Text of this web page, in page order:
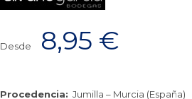
Desde 8,95 €
Procedencia: Jumilla – Murcia (España)